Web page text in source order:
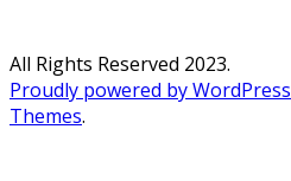
All Rights Reserved 2023.
Proudly powered by WordPress
Themes.